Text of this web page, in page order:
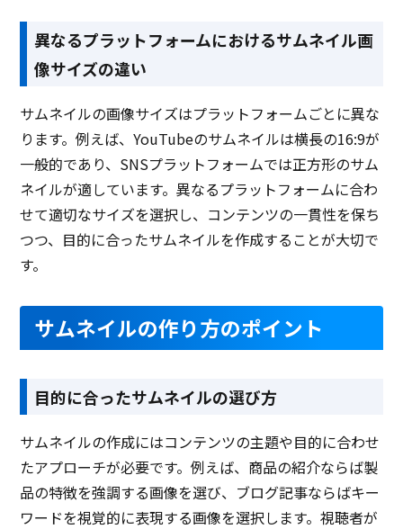
異なるプラットフォームにおけるサムネイル画
像サイズの違い
サムネイルの画像サイズはプラットフォームごとに異な
ります。例えば、YouTubeのサムネイルは横長の16:9が
一般的であり、SNSプラットフォームでは正方形のサム
ネイルが適しています。異なるプラットフォームに合わ
せて適切なサイズを選択し、コンテンツの一貫性を保ち
つつ、目的に合ったサムネイルを作成することが大切で
す。
サムネイルの作り方のポイント
目的に合ったサムネイルの選び方
サムネイルの作成にはコンテンツの主題や目的に合わせ
たアプローチが必要です。例えば、商品の紹介ならば製
品の特徴を強調する画像を選び、ブログ記事ならばキー
ワードを視覚的に表現する画像を選択します。視聴者が